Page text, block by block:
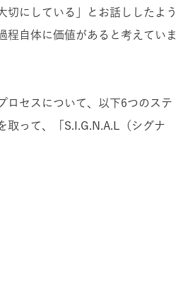
切にしている」とお話ししたよう
程自体に価値があると考えていま
ロセスについて、以下6つのステ
取って、「S.I.G.N.A.L（シグナ